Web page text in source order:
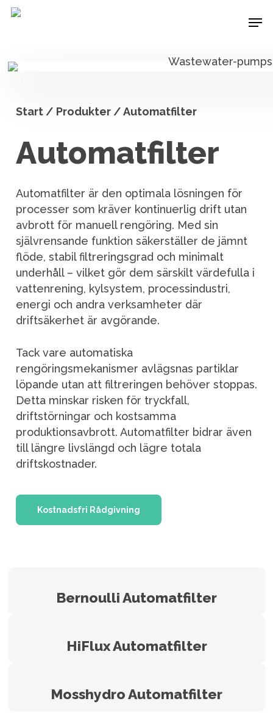
Skip
Start / Produkter / Automatfilter
Automatfilter
Automatfilter är den optimala lösningen för
processer som kräver kontinuerlig drift utan
avbrott för manuell rengöring. Med sin
självrensande funktion säkerställer de jämnt
flöde, stabil filtreringsgrad och minimalt
underhåll – vilket gör dem särskilt värdefulla i
vattenrening, kylsystem, processindustri,
energi och andra verksamheter där
driftsäkerhet är avgörande.
Tack vare automatiska
rengöringsmekanismer avlägsnas partiklar
löpande utan att filtreringen behöver stoppas.
Detta minskar risken för tryckfall,
driftstörningar och kostsamma
produktionsavbrott. Automatfilter bidrar även
till längre livslängd och lägre totala
driftskostnader.
Kostnadsfri Rådgivning
Bernoulli Automatfilter
HiFlux Automatfilter
Mosshydro Automatfilter